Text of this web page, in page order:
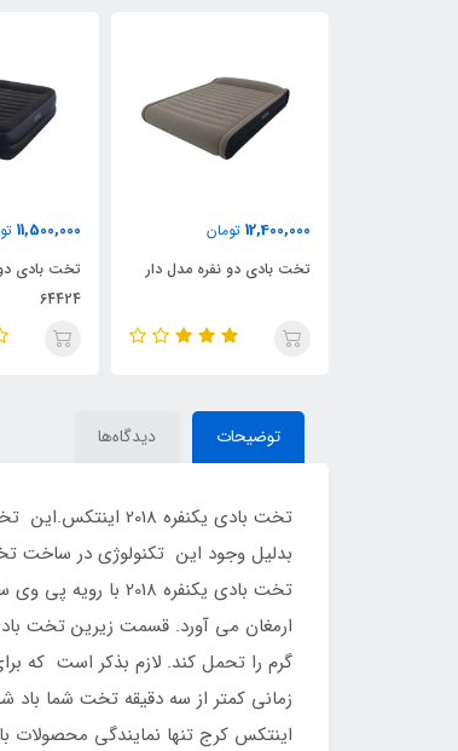
11,500,000 تومان
تخت بادی دو نفره مواج کد
9,600,000
تخت بادی
64422
توضیحات دیدگاه‌ها
تخت بادی یکنفره
تخت بادی
گرم را تحمل کند. لازم بذکر است که
اینتکس کرج تنها نمایندگی محصولات